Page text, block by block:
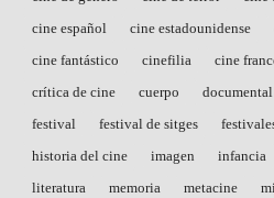
cine español
cine estadounidense
cine fantástico
cinefilia cine
crítica de cine
cuerpo documental
festival
festival de sitges
historia del cine
imagen infancia
literatura
memoria metacine